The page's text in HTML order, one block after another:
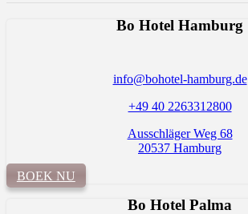
Bo Hotel Hamburg
info@bohotel-hamburg.de
+49 40 2263312800
Ausschläger Weg 68
20537 Hamburg
BOEK NU
Bo Hotel Palma